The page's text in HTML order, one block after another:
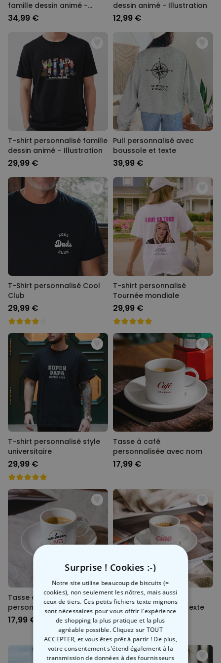
famille dessin animé -
Illustration
34,99 €
dessin animé - Illustration
12,99 €
T-shirt personnalisé famille
dessin animé – Illustration
29,99 €
Pull personnalisé avec
boussole et texte
39,99 €
T-Shirt personnalisé Cool
Club
29,99 €
T-shirt personnalisé
Tournée mondiale
29,99 €
T-shirt personnalisé style
universitaire
29,99 €
Tasse à café
personnalisée avec nom
17,99 €
Tasse à café
personnalisée avec nom et
année
17,99 €
Tasse à café
personnalisée avec texte
17,99 €
Surprise ! Cookies :-)
Notre site utilise beaucoup de biscuits (=
cookies), non seulement les nôtres, mais aussi
ceux de tiers. Ces petits fichiers texte mignons
sont nécessaires pour vous offrir l'expérience
de shopping la plus pratique et la plus
agréable possible. Cliquez sur TOUT
ACCEPTER, et vous êtes prêt à partir ! De plus,
votre consentement s'étend également à la
transmission de données à des fournisseurs